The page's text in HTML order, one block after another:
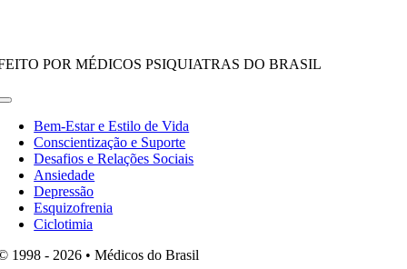
POR MÉDICOS PSIQUIATRAS DO BRASIL
Toggle
NavigationBem-Estar e Estilo de Vida
Conscientização e Suporte
Desafios e Relações Sociais
Ansiedade
Depressão
Esquizofrenia
Ciclotimia
1998 - 2026 • Médicos do Brasil